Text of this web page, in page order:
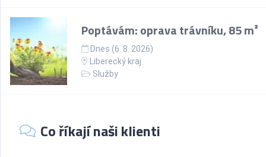
Poptávám: oprava trávníku, 85 m²
Dnes (6. 8. 2026)
Liberecký kraj
Služby
Co říkají naši klienti